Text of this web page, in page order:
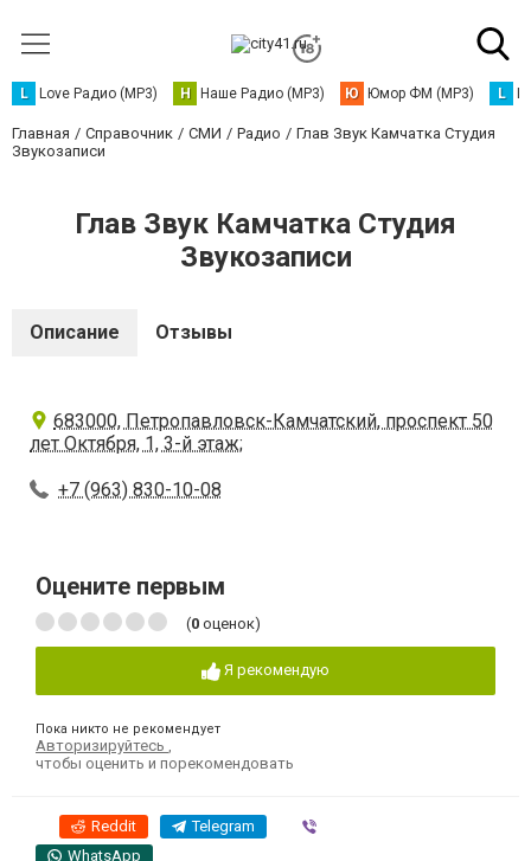
L Love Радио (MP3) Н Наше Радио (MP3) Ю Юмор ФМ (MP3) L
Главная Справочник СМИ Радио
Глав Звук Камчатка Студия
Звукозаписи
Глав Звук Камчатка Студия
Звукозаписи
Описание Отзывы
683000, Петропавловск-Камчатский, проспект 50
лет Октября, 1, 3-й этаж;
+7 (963) 830-10-08
Оцените первым
(0 оценок)
Я рекомендую
Пока никто не рекомендует
Авторизируйтесь
чтобы оценить и порекомендовать
Reddit Telegram
WhatsApp